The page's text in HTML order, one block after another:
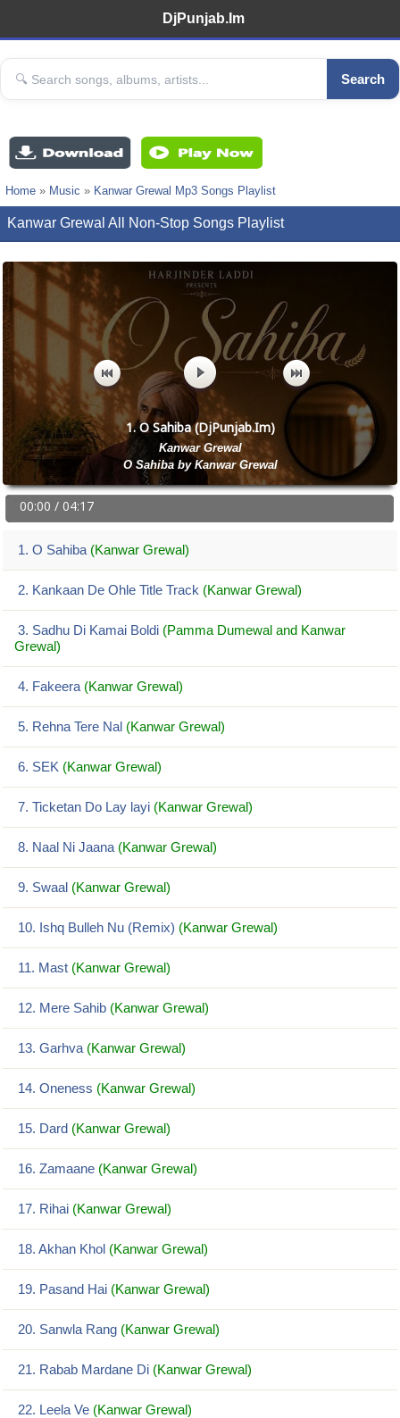
DjPunjab.Im
Search
Home » Music » Kanwar Grewal Mp3 Songs Playlist
Kanwar Grewal All Non-Stop Songs Playlist
1. O Sahiba (DjPunjab.Im)
Kanwar Grewal
O Sahiba by Kanwar Grewal
00:00 / 04:17
1. O Sahiba (Kanwar Grewal)
2. Kankaan De Ohle Title Track (Kanwar Grewal)
3. Sadhu Di Kamai Boldi (Pamma Dumewal and Kanwar
Grewal)
4. Fakeera (Kanwar Grewal)
5. Rehna Tere Nal (Kanwar Grewal)
6. SEK (Kanwar Grewal)
7. Ticketan Do Lay layi (Kanwar Grewal)
8. Naal Ni Jaana (Kanwar Grewal)
9. Swaal (Kanwar Grewal)
10. Ishq Bulleh Nu (Remix) (Kanwar Grewal)
11. Mast (Kanwar Grewal)
12. Mere Sahib (Kanwar Grewal)
13. Garhva (Kanwar Grewal)
14. Oneness (Kanwar Grewal)
15. Dard (Kanwar Grewal)
16. Zamaane (Kanwar Grewal)
17. Rihai (Kanwar Grewal)
18. Akhan Khol (Kanwar Grewal)
19. Pasand Hai (Kanwar Grewal)
20. Sanwla Rang (Kanwar Grewal)
21. Rabab Mardane Di (Kanwar Grewal)
22. Leela Ve (Kanwar Grewal)